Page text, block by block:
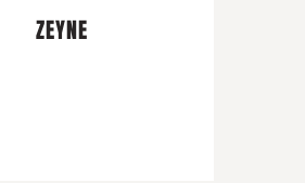
ZEYNE